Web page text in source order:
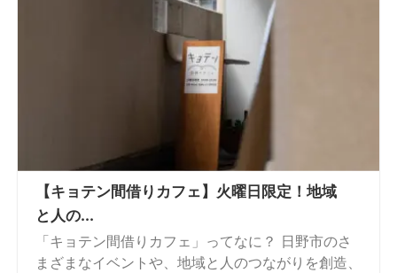
【キョテン間借りカフェ】火曜日限定！地域
と人の...
「キョテン間借りカフェ」ってなに？ 日野市のさ
まざまなイベントや、地域と人のつながりを創造、